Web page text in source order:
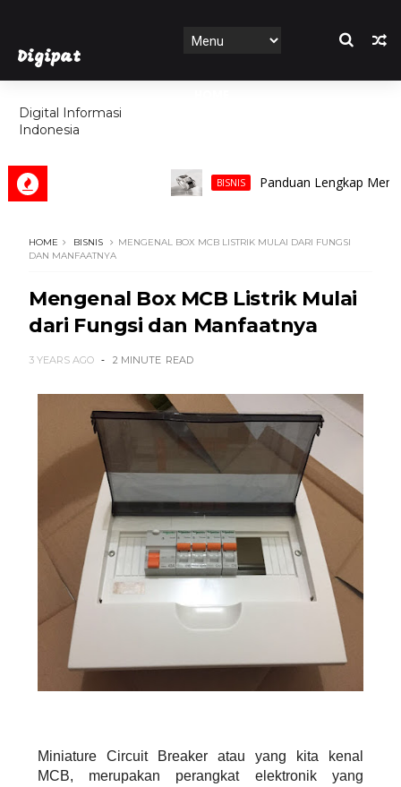
Digipat
Digital Informasi
Indonesia
FEATURES
BISNIS Panduan Lengkap Memilih
HOME BISNIS
MENGENAL BOX MCB LISTRIK MULAI DARI FUNGSI
DAN MANFAATNYA
Mengenal Box MCB Listrik Mulai
dari Fungsi dan Manfaatnya
3 YEARS AGO 2 MINUTE READ
Miniature Circuit Breaker atau yang kita kenal
MCB, merupakan perangkat elektronik yang